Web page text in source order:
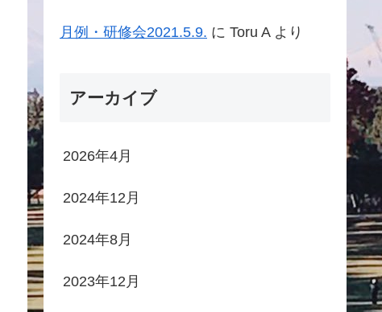
月例・研修会2021.5.9. に Toru Aより
アーカイブ
2026年4月
2024年12月
2024年8月
2023年12月